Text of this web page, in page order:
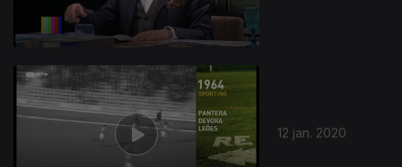
12 jan. 2020
448664